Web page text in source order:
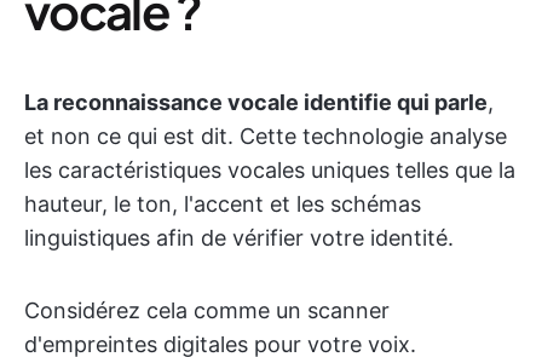
La reconnaissance vocale identifie qui parle,
et non ce qui est dit. Cette technologie analyse
les caractéristiques vocales uniques telles que la
hauteur, le ton, l'accent et les schémas
linguistiques afin de vérifier votre identité.
Considérez cela comme un scanner
d'empreintes digitales pour votre voix.